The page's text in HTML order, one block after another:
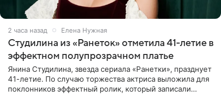
2 часа назад Елена Нужная
Студилина из «Ранеток» отметила 41-летие в
эффектном полупрозрачном платье
Янина Студилина, звезда сериала «Ранетки», празднует
41-летие. По случаю торжества актриса выложила для
поклонников эффектный ролик, который записали